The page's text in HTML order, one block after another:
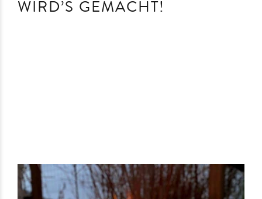
WIRD’S GEMACHT!